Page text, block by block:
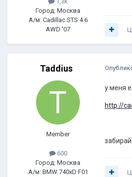
Город: Москва
А/м: Cadillac STS 4.6
AWD '07
Taddius
Member
600
Город: Москва
А/м: BMW 740xD F01
у меня
http://